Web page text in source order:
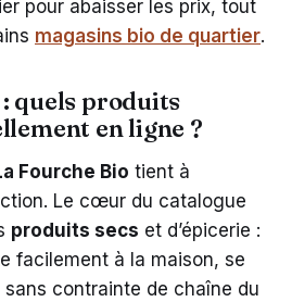
pour abaisser les prix, tout
magasins bio de quartier.
quels produits
en ligne ?
Fourche Bio tient à
Le cœur du catalogue
produits secs et d’épicerie :
facilement à la maison, se
contrainte de chaîne du